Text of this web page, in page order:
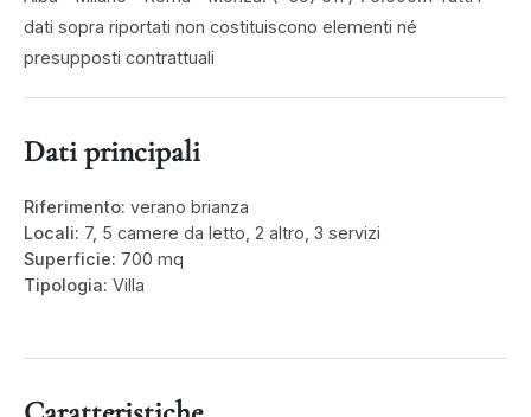
dati sopra riportati non costituiscono elementi né
presupposti contrattuali
Dati principali
Riferimento: verano brianza
Locali: 7, 5 camere da letto, 2 altro, 3 servizi
Superficie: 700 mq
Tipologia: Villa